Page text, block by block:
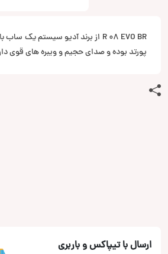
پورتد بوده و صدای حجیم و ویبره های قوی
ارسال با تیپاکس و باربری